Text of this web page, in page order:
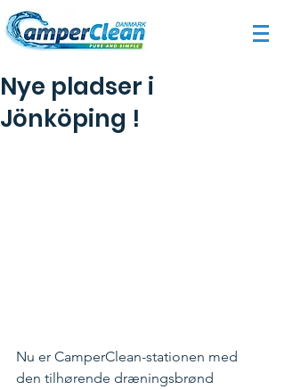
Nye pladser i
Jönköping !
Nu er CamperClean-stationen med
den tilhørende dræningsbrønd